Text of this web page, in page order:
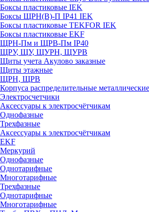
Боксы пластиковые IEK
Боксы ЩРН(В)-П IP41 IEK
Боксы пластиковые TEKFOR IEK
Боксы пластиковые EKF
ЩРН-Пм и ЩРВ-Пм IP40
ЩРУ, ЩУ, ЩУРН, ЩУРВ
Щиты учета Акулово заказные
Щиты этажные
ЩРН, ЩРВ
Корпуса распределительные
Электросчетчики
Аксессуары к электросчётчикам
Однофазные
Трехфазные
Аксессуары к электросчётчикам
EKF
Меркурий
Однофазные
Однотарифные
Многотарифные
Трехфазные
Однотарифные
Многотарифные